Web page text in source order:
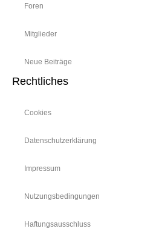
Foren
Mitglieder
Neue Beiträge
Rechtliches
Cookies
Datenschutzerklärung
Impressum
Nutzungsbedingungen
Haftungsausschluss